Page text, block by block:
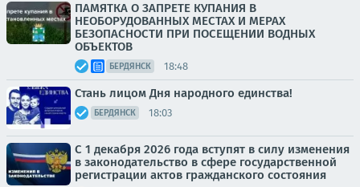
ПАМЯТКА О ЗАПРЕТЕ КУПАНИЯ В
НЕОБОРУДОВАННЫХ МЕСТАХ И МЕРАХ
БЕЗОПАСНОСТИ ПРИ ПОСЕЩЕНИИ ВОДНЫХ
ОБЪЕКТОВ
БЕРДЯНСК 18:48
Стань лицом Дня народного единства!
БЕРДЯНСК 18:03
С 1 декабря 2026 года вступят в силу изменения
в законодательство в сфере государственной
регистрации актов гражданского состояния